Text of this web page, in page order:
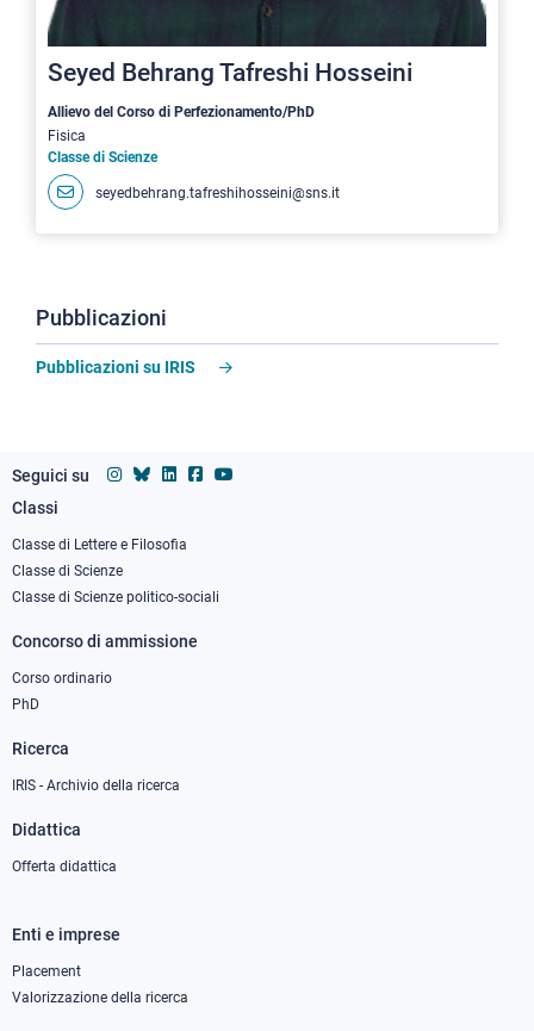
Seyed Behrang Tafreshi Hosseini
Allievo del Corso di Perfezionamento/PhD
Fisica
Classe di Scienze
seyedbehrang.tafreshihosseini@sns.it
Pubblicazioni
Pubblicazioni su IRIS
Seguici su
Footer
column
1
Classi
Classe di Lettere e Filosofia
Classe di Scienze
Classe di Scienze politico-sociali
Concorso di ammissione
Corso ordinario
PhD
Ricerca
IRIS - Archivio della ricerca
Didattica
Offerta didattica
Footer
column
Enti e imprese
Placement
Valorizzazione della ricerca